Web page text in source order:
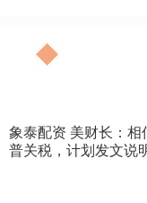
象泰配资 美财长：
普关税，计划发文说